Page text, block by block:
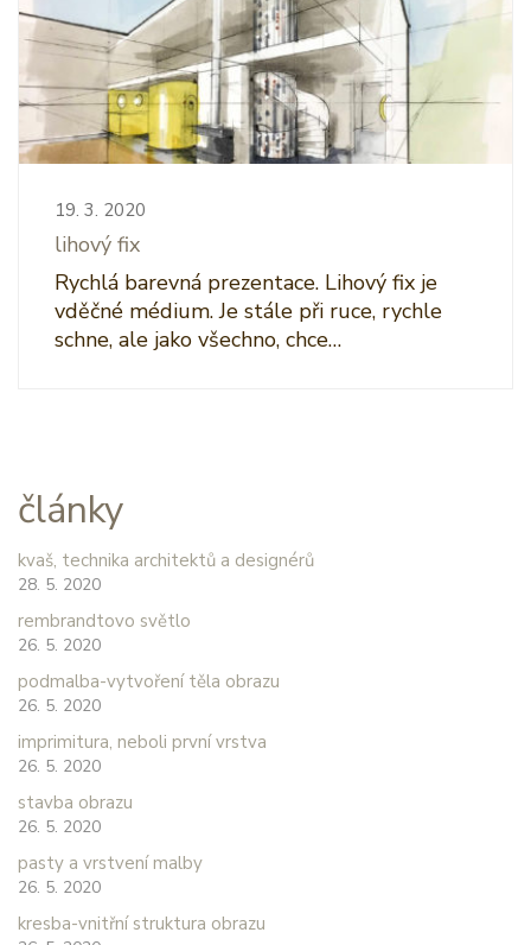
19. 3. 2020
lihový fix
Rychlá barevná prezentace. Lihový fix je
vděčné médium. Je stále při ruce, rychle
schne, ale jako všechno, chce…
články
kvaš, technika architektů a designérů
28. 5. 2020
rembrandtovo světlo
26. 5. 2020
podmalba-vytvoření těla obrazu
26. 5. 2020
imprimitura, neboli první vrstva
26. 5. 2020
stavba obrazu
26. 5. 2020
pasty a vrstvení malby
26. 5. 2020
kresba-vnitřní struktura obrazu